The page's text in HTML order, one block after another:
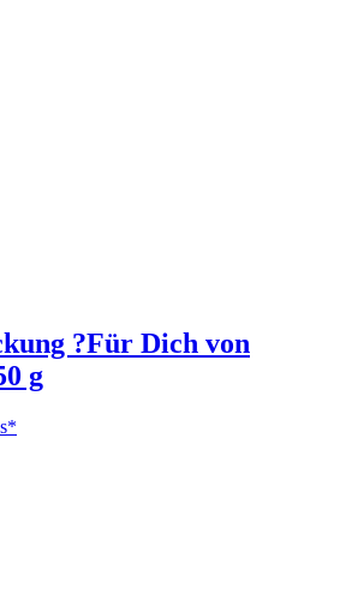
?Für Dich von
g